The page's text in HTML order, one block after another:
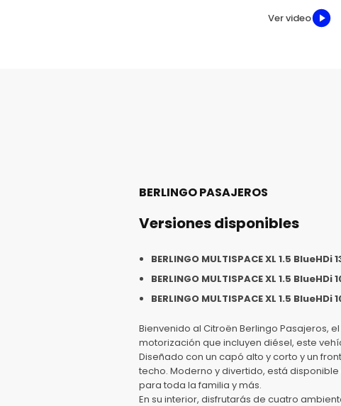
Ver video
BERLINGO PASAJEROS
Versiones disponibles
BERLINGO MULTISPACE XL 1.5 BlueHDi
BERLINGO MULTISPACE XL 1.5 BlueHDi
BERLINGO MULTISPACE XL 1.5 BlueHDi
Bienvenido al Citroën Berlingo Pasajeros,
motorización que incluyen diésel, este
Diseñado con un capó alto y corto y un
techo. Moderno y divertido, está
para toda la familia y más.
En su interior, disfrutarás de cuatro